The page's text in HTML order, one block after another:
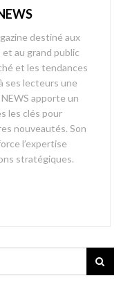
destiné aux
et au grand public
et les tendances
ses lecteurs une
apporte un
les clés pour
nouveautés. Son
l’expertise
stratégiques.